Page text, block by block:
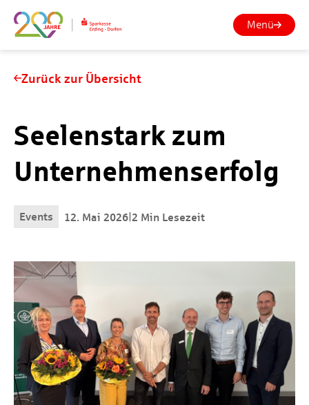
Menü
Zurück zur Übersicht
Seelenstark zum
Unternehmenserfolg
Events 12. Mai 2026|2 Min Lesezeit